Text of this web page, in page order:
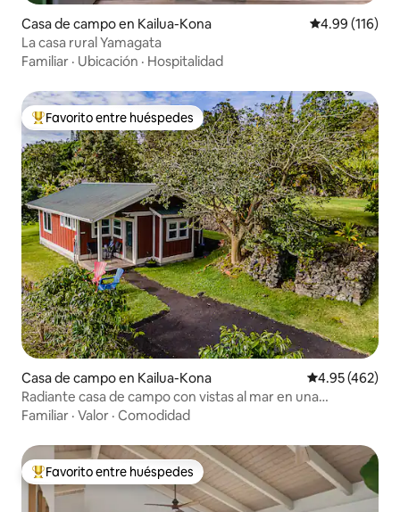
Casa de campo en Kailua-Kona Calificación
4.99 (116)
La casa rural Yamagata
Familiar · Ubicación · Hospitalidad
De los mejores en Favorito entre huéspedes
Favorito entre huéspedes
Casa de campo en Kailua-Kona Calificación
4.95 (462)
Radiante casa de campo con vistas al mar en una
plantación de café. Muy privada.
Familiar · Valor · Comodidad
De los mejores en Favorito entre huéspedes
Favorito entre huéspedes